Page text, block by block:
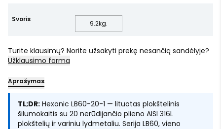
Svoris
9.2kg.
Turite klausimų? Norite užsakyti prekę nesančią sandėlyje?
Užklausimo forma
Aprašymas
TL;DR: Hexonic LB60-20-1 — lituotas plokštelinis
šilumokaitis su 20 nerūdijančio plieno AISI 316L
plokštelių ir variniu lydmetaliu. Serija LB60, vieno